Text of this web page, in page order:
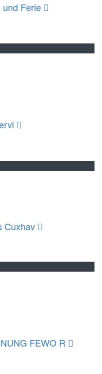
und Ferie
Cuxhav
FEWO R